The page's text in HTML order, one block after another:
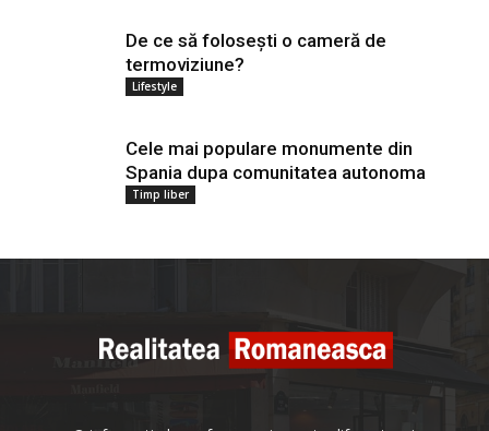
De ce să folosești o cameră de
termoviziune?
Lifestyle
Cele mai populare monumente din
Spania dupa comunitatea autonoma
Timp liber